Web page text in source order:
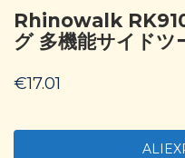
Rhinowalk
グ 多機能サイドツ
€17.01